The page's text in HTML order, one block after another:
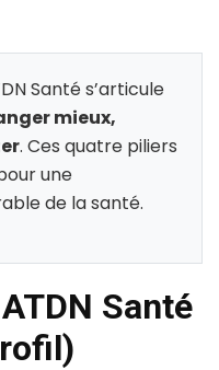
Santé s’articule
mieux,
. Ces quatre piliers
une
de la santé.
Santé